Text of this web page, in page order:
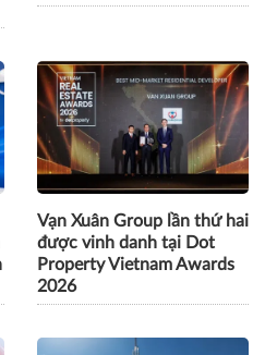
Vạn Xuân Group lần thứ hai
được vinh danh tại Dot
Property Vietnam Awards
2026